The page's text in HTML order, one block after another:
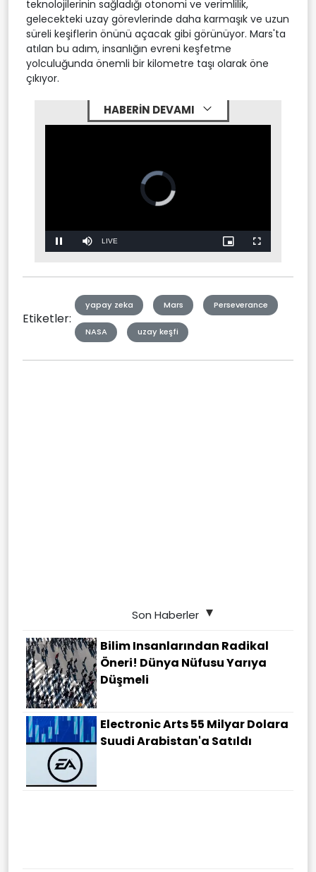
teknolojilerinin sağladığı otonomi ve verimlilik,
gelecekteki uzay görevlerinde daha karmaşık ve uzun
süreli keşiflerin önünü açacak gibi görünüyor. Mars'ta
atılan bu adım, insanlığın evreni keşfetme
yolculuğunda önemli bir kilometre taşı olarak öne
çıkıyor.
HABERİN DEVAMI
Pause Mute Stream
LIVE
Picture-
in-
Fullscreen
Etiketler:
yapay zeka Mars Perseverance
NASA uzay keşfi
Son Haberler
Bilim Insanlarından Radikal
Öneri! Dünya Nüfusu Yarıya
Düşmeli
Electronic Arts 55 Milyar Dolara
Suudi Arabistan'a Satıldı